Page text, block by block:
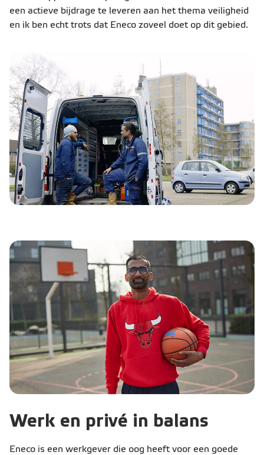
een actieve bijdrage te leveren aan het thema veiligheid
en ik ben echt trots dat Eneco zoveel doet op dit gebied.
Werk en privé in balans
Eneco is een werkgever die oog heeft voor een goede